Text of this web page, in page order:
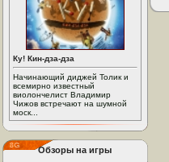
Ку! Кин-дза-дза
Начинающий диджей Толик и
всемирно известный
виолончелист Владимир
Чижов встречают на шумной
моск...
Обзоры на игры